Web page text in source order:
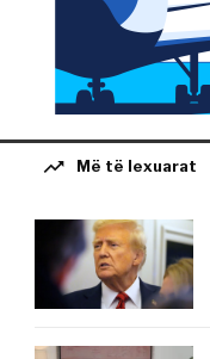
trending_up Më të lexuarat